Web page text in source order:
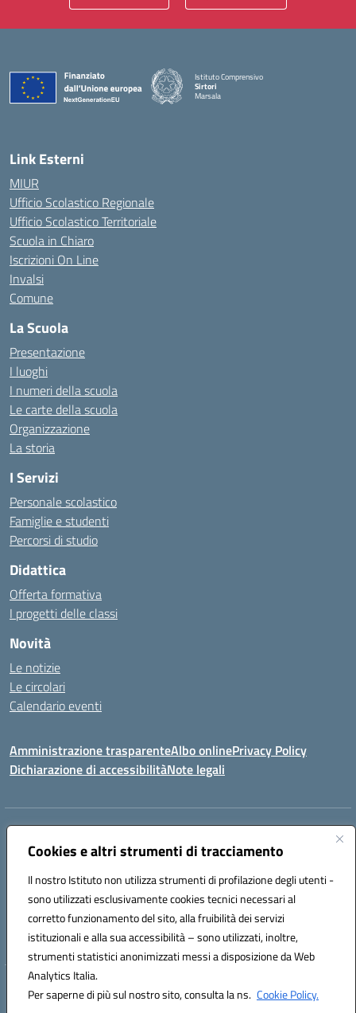
Cookies e altri strumenti di tracciamento
Il nostro Istituto non utilizza strumenti di profilazione degli utenti -
sono utilizzati esclusivamente cookies tecnici necessari al
corretto funzionamento del sito, alla fruibilità dei servizi
istituzionali e alla sua accessibilità – sono utilizzati, inoltre,
strumenti statistici anonimizzati messi a disposizione da Web
Analytics Italia.
Per saperne di più sul nostro sito, consulta la ns. Cookie Policy.
Istituto Comprensivo
Sirtori
Marsala
Link Esterni
MIUR
Ufficio Scolastico Regionale
Ufficio Scolastico Territoriale
Scuola in Chiaro
Iscrizioni On Line
Invalsi
Comune
La Scuola
Presentazione
I luoghi
I numeri della scuola
Le carte della scuola
Organizzazione
La storia
I Servizi
Personale scolastico
Famiglie e studenti
Percorsi di studio
Didattica
Offerta formativa
I progetti delle classi
Novità
Le notizie
Le circolari
Calendario eventi
Amministrazione trasparenteAlbo onlinePrivacy Policy
Dichiarazione di accessibilitàNote legali
Indirizzo:
Centralino:0923993485 Email:tpic84500v@istruzione.it
Codice fiscale: 91039050819
Codice meccanografico:
tpic84500v
Codice unico di fatturazione (CUF): JZDXRK
Hosting & Powered by 3D Solution S.r.l.
Concept & Design by Designers Italia